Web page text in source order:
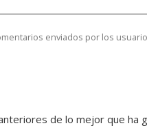
enviados por los
de lo mejor que ha